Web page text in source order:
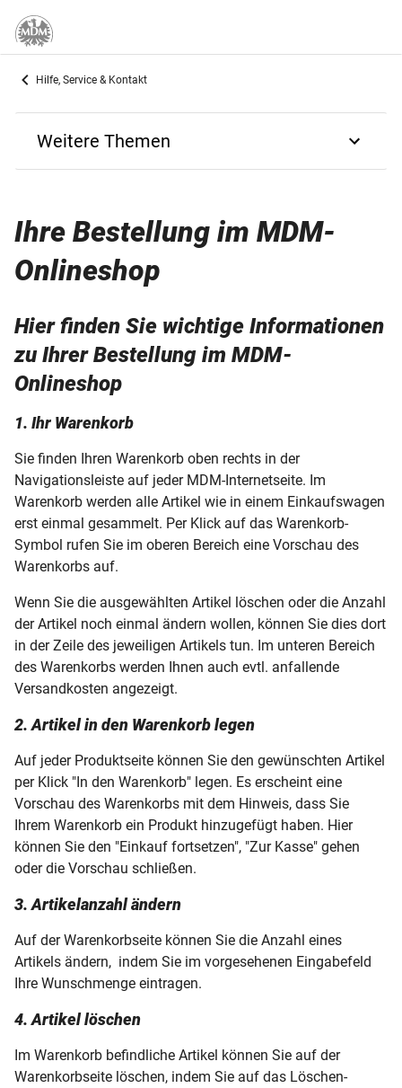
Hilfe, Service & Kontakt
Weitere Themen
Kontaktformulare
Bestellung im MDM-Onlineshop
Zahlungsarten
Lieferung Ihrer Artikel
Widerrufsbelehrung
Rücksendungen
Datenschutz bei MDM
Cookies
Ihre Bestellung im MDM-
Onlineshop
Hier finden Sie wichtige Informationen
zu Ihrer Bestellung im MDM-
Onlineshop
1. Ihr Warenkorb
Sie finden Ihren Warenkorb oben rechts in der
Navigationsleiste auf jeder MDM-Internetseite. Im
Warenkorb werden alle Artikel wie in einem Einkaufswagen
erst einmal gesammelt. Per Klick auf das Warenkorb-
Symbol rufen Sie im oberen Bereich eine Vorschau des
Warenkorbs auf.
Wenn Sie die ausgewählten Artikel löschen oder die Anzahl
der Artikel noch einmal ändern wollen, können Sie dies dort
in der Zeile des jeweiligen Artikels tun. Im unteren Bereich
des Warenkorbs werden Ihnen auch evtl. anfallende
Versandkosten angezeigt.
2. Artikel in den Warenkorb legen
Auf jeder Produktseite können Sie den gewünschten Artikel
per Klick "In den Warenkorb" legen. Es erscheint eine
Vorschau des Warenkorbs mit dem Hinweis, dass Sie
Ihrem Warenkorb ein Produkt hinzugefügt haben. Hier
können Sie den "Einkauf fortsetzen", "Zur Kasse" gehen
oder die Vorschau schließen.
3. Artikelanzahl ändern
Auf der Warenkorbseite können Sie die Anzahl eines
Artikels ändern, indem Sie im vorgesehenen Eingabefeld
Ihre Wunschmenge eintragen.
4. Artikel löschen
Im Warenkorb befindliche Artikel können Sie auf der
Warenkorbseite löschen, indem Sie auf das Löschen-